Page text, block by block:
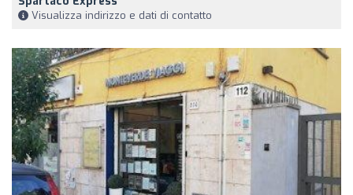
Visualizza indirizzo e dati di contatto